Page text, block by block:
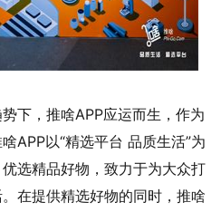
下，推啥APP应运而生，作为
APP以“精选平台 品质生活”为
选精品好物，致力于为大众打
在提供精选好物的同时，推啥